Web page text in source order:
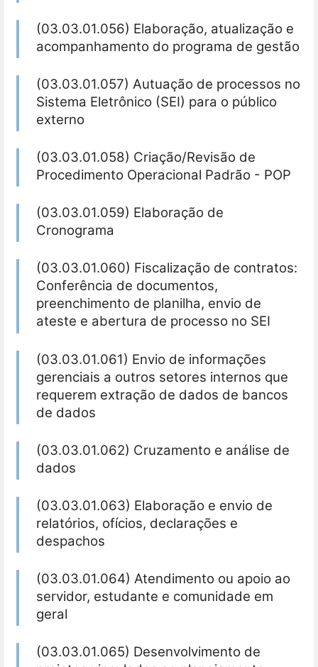
(03.03.01.056) Elaboração, atualização e
acompanhamento do programa de gestão
(03.03.01.057) Autuação de processos no
Sistema Eletrônico (SEI) para o público
externo
(03.03.01.058) Criação/Revisão de
Procedimento Operacional Padrão - POP
(03.03.01.059) Elaboração de
Cronograma
(03.03.01.060) Fiscalização de contratos:
Conferência de documentos,
preenchimento de planilha, envio de
ateste e abertura de processo no SEI
(03.03.01.061) Envio de informações
gerenciais a outros setores internos que
requerem extração de dados de bancos
de dados
(03.03.01.062) Cruzamento e análise de
dados
(03.03.01.063) Elaboração e envio de
relatórios, ofícios, declarações e
despachos
(03.03.01.064) Atendimento ou apoio ao
servidor, estudante e comunidade em
geral
(03.03.01.065) Desenvolvimento de